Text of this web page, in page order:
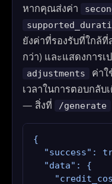
หากคุณส่งค่า
ยังค่าที่รองรับที่ใกล้
กว่า) และแสดงการ
adjustments
ค่า
เวลาในการตอบกลั
— สิ่งที่
/generate
{
"success":
  "data": {